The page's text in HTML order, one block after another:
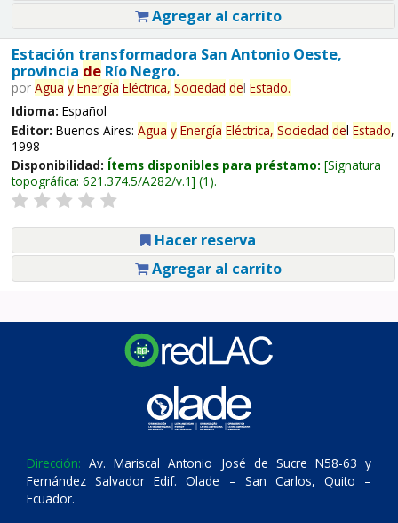
Agregar al carrito
Estación transformadora San Antonio Oeste,
provincia deRío Negro.
por Agua y Energía Eléctrica, Sociedad del Estado.
Idioma: Español
Editor: Buenos Aires: Agua y Energía Eléctrica, Sociedad del Estado,
1998
Disponibilidad: Ítems disponibles para préstamo: Signatura
topográfica: 621.374.5/A282/v.1 (1).
Hacer reserva
Agregar al carrito
Dirección: Av. Mariscal Antonio José de Sucre N58-63 y
Fernández Salvador Edif. Olade – San Carlos, Quito –
Ecuador.